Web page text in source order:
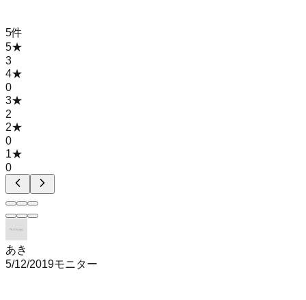
5件
5★
3
4★
0
3★
2
2★
0
1★
0
あき
5/12/2019モニター